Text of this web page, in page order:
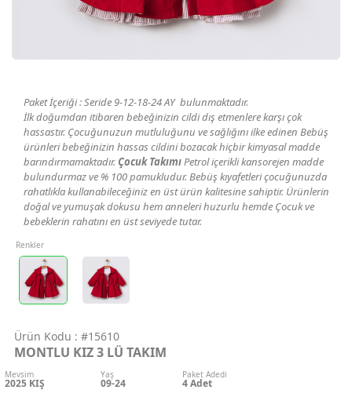
Geri Bildirim
İletişim
Şifremi
Geri Bildirim
Ürün Kodu : #15610
MONTLU KIZ 3 LÜ TAKIM
Mevsim
2025 KIŞ
Yaş
09-24
Paket Adedi
4Adet
Renkler
Paket İçeriği : Seride 9-12-18-24 AY bulunmaktadır.
İlk doğumdan itibaren bebeğinizin cildi dış etmenlere karşı çok
hassastır. Çocuğunuzun mutluluğunu ve sağlığını ilke edinen Bebüş
ürünleri bebeğinizin hassas cildini bozacak hiçbir kimyasal madde
barındırmamaktadır. Çocuk TakımıPetrol içerikli kansorejen madde
bulundurmaz ve % 100 pamukludur. Bebüş kıyafetleri çocuğunuzda
rahatlıkla kullanabileceğiniz en üst ürün kalitesine sahiptir. Ürünlerin
doğal ve yumuşak dokusu hem anneleri huzurlu hemde Çocuk ve
bebeklerin rahatını en üst seviyede tutar.